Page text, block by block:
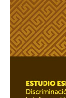
Especializado
Discriminación,
representación
y
tratamiento
información
sobre